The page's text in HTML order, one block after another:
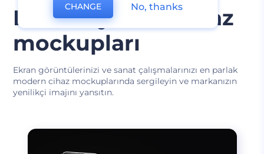
Ekran uyumlu cihaz
mockupları
Ekran görüntülerinizi ve sanat çalışmalarınızı en parlak
modern cihaz mockuplarında sergileyin ve markanızın
yenilikçi imajını yansıtın.
CHANGE No, thanks